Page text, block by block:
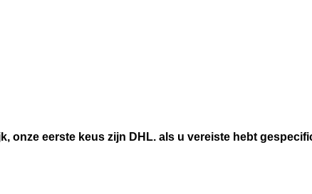
eerste keus zijn DHL. als u vereiste hebt